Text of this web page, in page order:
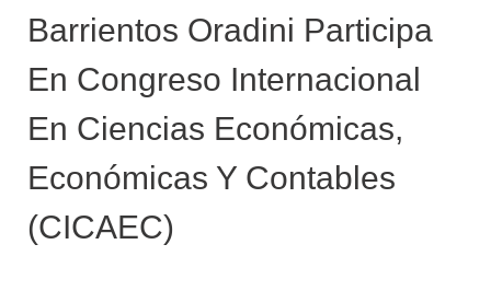
Barrientos Oradini Participa
En Congreso Internacional
En Ciencias Económicas,
Económicas Y Contables
(CICAEC)